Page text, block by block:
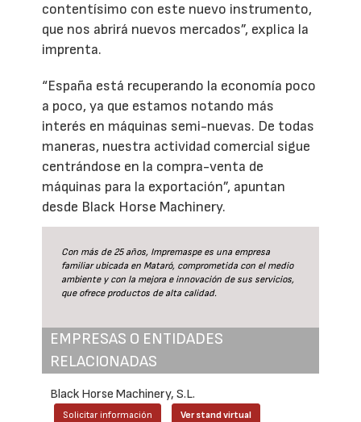
contentísimo con este nuevo instrumento,
que nos abrirá nuevos mercados”, explica la
imprenta.
“España está recuperando la economía poco
a poco, ya que estamos notando más
interés en máquinas semi-nuevas. De todas
maneras, nuestra actividad comercial sigue
centrándose en la compra-venta de
máquinas para la exportación”, apuntan
desde Black Horse Machinery.
Con más de 25 años, Impremaspe es una empresa
familiar ubicada en Mataró, comprometida con el medio
ambiente y con la mejora e innovación de sus servicios,
que ofrece productos de alta calidad.
EMPRESAS O ENTIDADES
RELACIONADAS
Black Horse Machinery, S.L.
Solicitar información Ver stand virtual